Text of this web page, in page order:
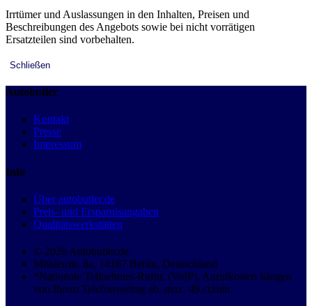
Irrtümer und Auslassungen in den Inhalten, Preisen und
Beschreibungen des Angebots sowie bei nicht vorrätigen
Ersatzteilen sind vorbehalten.
Schließen
Autobutler
Kontakt
Presse
Impressum
Info
Über autobutler.de
Preis- und Ersparnisangaben
Qualitätswerkstätten
© 2026 Autobutler.de
Mühlenstr. 8a, 14167 Berlin, Deutschland
*Nationale Teilnehmer-Rufnr. (VoIP), Anrufkosten hängen
von Ihrem Telefonvertrag ab, max. 49 ct/min.